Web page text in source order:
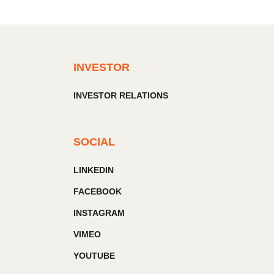
INVESTOR
INVESTOR RELATIONS
SOCIAL
LINKEDIN
FACEBOOK
INSTAGRAM
VIMEO
YOUTUBE